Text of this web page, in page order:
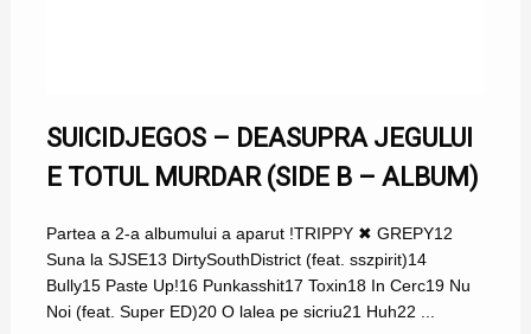
SUICIDJEGOS – DEASUPRA JEGULUI
E TOTUL MURDAR (SIDE B – ALBUM)
Partea a 2-a albumului a aparut !TRIPPY ✖ GREPY12
Suna la SJSE13 DirtySouthDistrict (feat. sszpirit)14
Bully15 Paste Up!16 Punkasshit17 Toxin18 In Cerc19 Nu
Noi (feat. Super ED)20 O lalea pe sicriu21 Huh22 ...